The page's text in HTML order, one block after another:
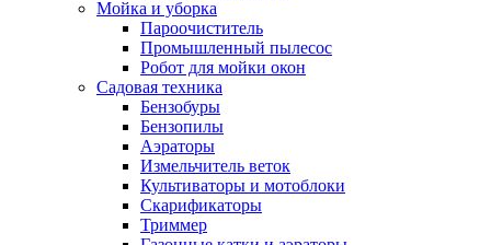
Мойка и уборка
Пароочиститель
Промышленный пылесос
Робот для мойки окон
Садовая техника
Бензобуры
Бензопилы
Аэраторы
Измельчитель веток
Культиваторы и мотоблоки
Скарификаторы
Триммер